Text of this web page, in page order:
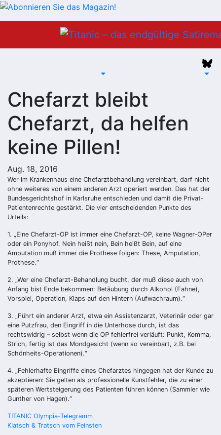
Chefarzt bleibt
Chefarzt, da helfen
keine Pillen!
Aug. 18, 2016
Wer im Krankenhaus eine Chefarztbehandlung vereinbart, darf nicht
ohne weiteres von einem anderen Arzt operiert werden. Das hat der
Bundesgerichtshof in Karlsruhe entschieden und damit die Privat-
Patientenrechte gestärkt. Die vier entscheidenden Punkte des
Urteils:
1. „Eine Chefarzt-OP ist immer eine Chefarzt-OP, keine Wagner-OPer
oder ein Ponyhof. Nein heißt nein, Bein heißt Bein, auf eine
Amputation muß immer die Prothese folgen: These, Amputation,
Prothese.“
2. „Wer eine Chefarzt-Behandlung bucht, der muß diese auch von
Anfang bist Ende bekommen: Betäubung durch Alkohol (Fahne),
Vorspiel, Operation, Klaps auf den Hintern (Aufwachraum).“
3. „Führt ein anderer Arzt, etwa ein Assistenzarzt, Veterinär oder gar
eine Putzfrau, den Eingriff in die Unterhose durch, ist das
rechtswidrig – selbst wenn die OP fehlerfrei verläuft: Punkt, Komma,
Strich, fertig ist das Mondgesicht (wenn so vereinbart, z.B. bei
Schönheits-Operationen).“
4. „Fehlerhafte Eingriffe eines Chefarztes hingegen hat der Kunde zu
akzeptieren: Sie gelten als professionelle Kunstfehler, die zu einer
späteren Wertsteigerung des Patienten führen können (Sammler wie
Gunther von Hagen).“
Beitragsnavigation
TITANIC Olympia-Telegramm
Klatsch & Tratsch vom Feinsten